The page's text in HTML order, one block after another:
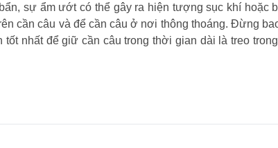
sự ẩm ướt có thể gây ra hiện tượng sục khí hoặc
cần câu và để cần câu ở nơi thông thoáng. Đừng
nhất để giữ cần câu trong thời gian dài là treo